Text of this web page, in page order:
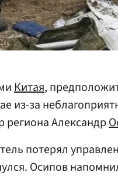
Китая,
из-за
региона Александр
потерял
Осипов